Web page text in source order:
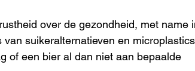
over de gezondheid, met name
suikeralternatieven en
of een bier al dan niet aan bepaalde